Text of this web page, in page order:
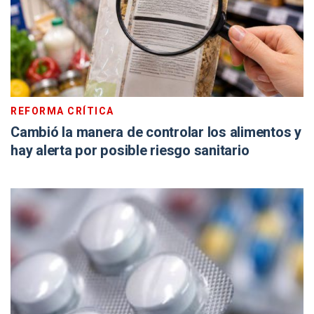
REFORMA CRÍTICA
Cambió la manera de controlar los alimentos y
hay alerta por posible riesgo sanitario